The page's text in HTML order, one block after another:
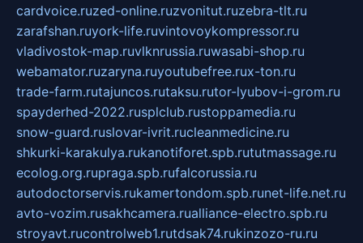
cardvoice.ruzed-online.ruzvonitut.ruzebra-tlt.ru
zarafshan.ruyork-life.ruvintovoykompressor.ru
vladivostok-map.ruvlknrussia.ruwasabi-shop.ru
webamator.ruzaryna.ruyoutubefree.rux-ton.ru
trade-farm.rutajuncos.rutaksu.rutor-lyubov-i-grom.ru
spayderhed-2022.rusplclub.rustoppamedia.ru
snow-guard.ruslovar-ivrit.rucleanmedicine.ru
shkurki-karakulya.rukanotiforet.spb.rututmassage.ru
ecolog.org.rupraga.spb.rufalcorussia.ru
autodoctorservis.rukamertondom.spb.runet-life.net.ru
avto-vozim.rusakhcamera.rualliance-electro.spb.ru
stroyavt.rucontrolweb1.rutdsak74.rukinzozo-ru.ru